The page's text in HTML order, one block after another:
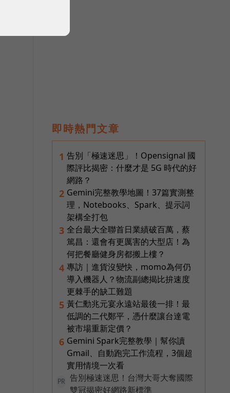
即時熱門文章
1 告別「極速迷思」！Opensignal 國
際評比揭密：什麼才是 5G 時代的好
網路？
2 Gemini完整教學地圖！37篇實測整
理，Notebooks、Spark、提示詞
架構全打包
3 全台最大全聯首日業績破百萬，蔡
篤昌：還會有更厲害的大型店！為
何把餐廳健身房都搬上樓？
4 專訪｜進貨沒變快，momo為何仍
導入機器人？物流副總揭比拚速度
更棘手的缺工難題
5 黃仁勳兆元宴永遠站最後一排！最
低調的二代鄭平，憑什麼讓台達電
被市場重新定價？
6 Gemini Spark完整教學｜幫你讀
Gmail、自動跑完工作流程，3個超
實用情境一次看
PR
告別極速迷思！台灣大哥大奪國際
雙冠揭密好網路新標準